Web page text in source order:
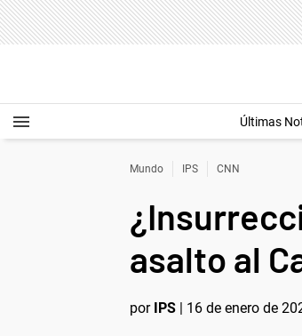
Últimas
Mundo IPS CNN
asalto al
por IPS | 16 de enero de